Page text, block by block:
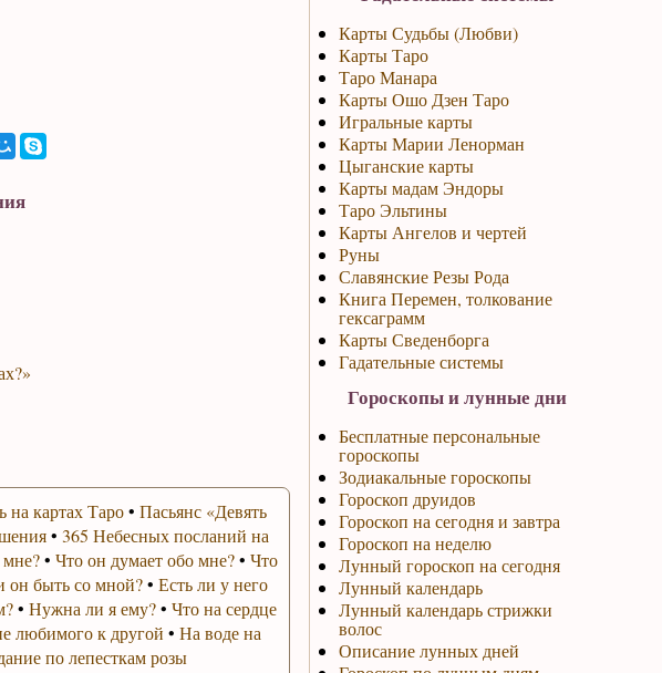
на картах Таро• Пасьянс «Девять
• 365 Небесных посланий на
• Что он думает обо мне?• Что
он быть со мной?• Есть ли у него
• Нужна ли я ему?• Что на сердце
любимого к другой • На воде на
по лепесткам розы
Карты Судьбы (Любви)
Карты Таро
Таро Манара
Карты Ошо Дзен Таро
Игральные карты
Карты Марии Ленорман
Цыганские карты
Карты мадам Эндоры
Таро Эльтины
Карты Ангелов и чертей
Руны
Славянские Резы Рода
Книга Перемен, толкование
гексаграмм
Карты Сведенборга
Гадательные системы
Гороскопы и лунные дни
Бесплатные персональные
гороскопы
Зодиакальные гороскопы
Гороскоп друидов
Гороскоп на сегодня и завтра
Гороскоп на неделю
Лунный гороскоп на сегодня
Лунный календарь
Лунный календарь стрижки
волос
Описание лунных дней